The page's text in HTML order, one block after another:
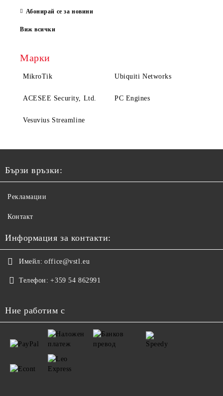
Абонирай се за новини
Виж всички
Марки
MikroTik Ubiquiti Networks
ACESEE Security, Ltd. PC Engines
Vesuvius Streamline
Бързи връзки:
Рекламации
Контакт
Информация за контакти:
Имейл: office@vstl.eu
Телефон: +359 54 862991
Ние работим с